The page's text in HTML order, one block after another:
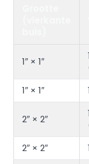
1″ × 1″
1″ × 1″
2″ × 2″
2″ × 2″